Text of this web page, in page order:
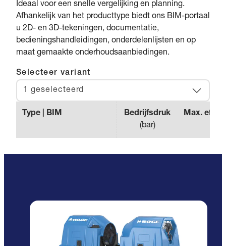
Ideaal voor een snelle vergelijking en planning.
Afhankelijk van het producttype biedt ons BIM-portaal
u 2D- en 3D-tekeningen, documentatie,
bedieningshandleidingen, onderdelenlijsten en op
maat gemaakte onderhoudsaanbiedingen.
Selecteer variant
1 geselecteerd
Type | BIM
Bedrijfsdruk
(bar)
Max.